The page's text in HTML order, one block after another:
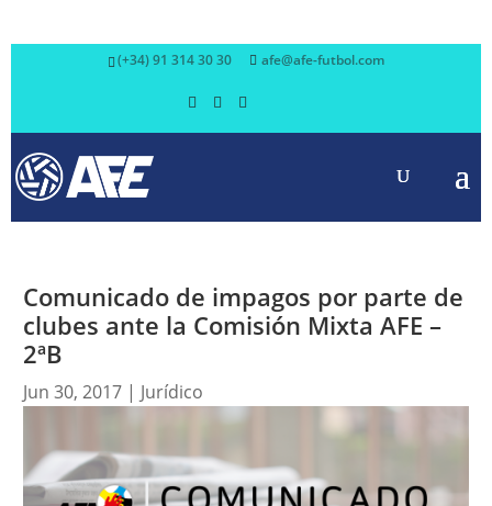
(+34) 91 314 30 30 afe@afe-futbol.com
Comunicado de impagos por parte de
clubes ante la Comisión Mixta AFE –
2ªB
Jun 30, 2017| Jurídico